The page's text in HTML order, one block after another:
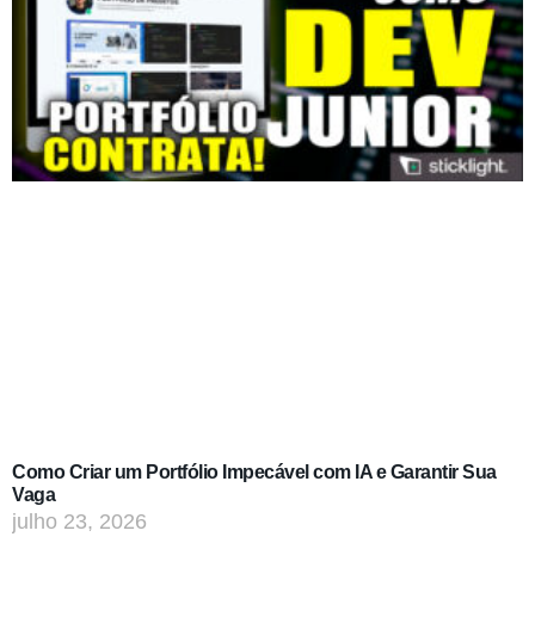
Como Criar um Portfólio Impecável com IA e Garantir Sua
Vaga
julho 23, 2026